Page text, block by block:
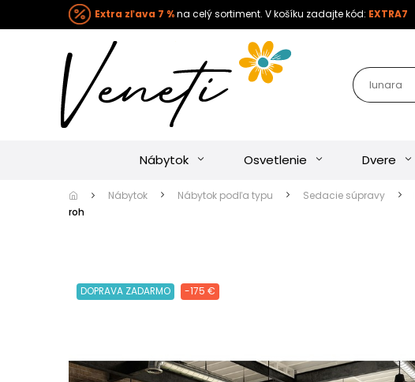
Extra zľava 7 %na celý sortiment. V košíku zadajte kód: EXTRA7
Nábytok Osvetlenie Dvere
Nábytok Nábytok podľa typu Sedacie súpravy
roh
DOPRAVA ZADARMO -175 €